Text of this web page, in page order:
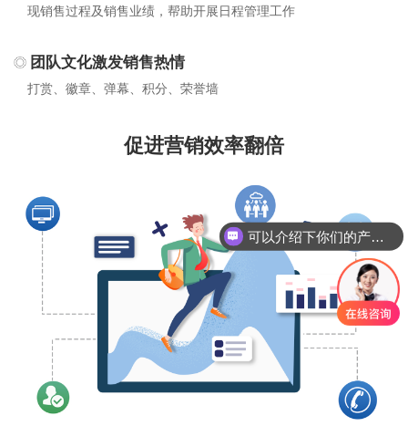
现销售过程及销售业绩，帮助开展日程管理工作
团队文化激发销售热情
打赏、徽章、弹幕、积分、荣誉墙
促进营销效率翻倍
可以介绍下你们的产品么